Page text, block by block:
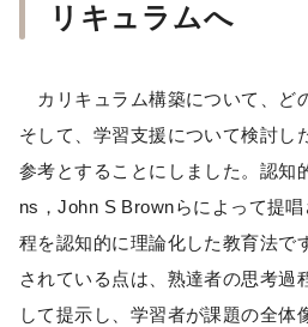
リキュラムへ
カリキュラム構築について、ど
そして、学習支援について検討し
参考とすることにしました。認知
ns，John S Brownらによって提
程を認知的に理論化した教育法で
されている点は、熟達者の思考過
して提示し、学習者が課題の全体